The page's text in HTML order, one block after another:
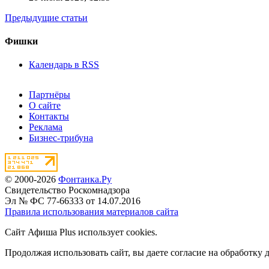
Предыдущие статьи
Фишки
Календарь в RSS
Партнёры
О сайте
Контакты
Реклама
Бизнес-трибуна
© 2000-2026 Фонтанка.Ру
Свидетельство Роскомнадзора
Эл № ФС 77-66333 от 14.07.2016
Правила использования материалов сайта
Сайт Афиша Plus использует cookies.
Продолжая использовать сайт, вы даете согласие на обработку